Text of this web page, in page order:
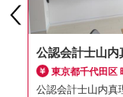
公認会計士山
東京都千代田区
公認会計士山内真